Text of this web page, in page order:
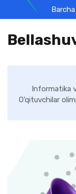
Informatika
O'qituvchilar